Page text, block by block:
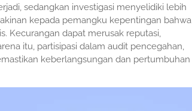
sedangkan investigasi menyelidiki lebih
kepada pemangku kepentingan bahwa
Kecurangan dapat merusak reputasi,
itu, partisipasi dalam audit pencegahan,
keberlangsungan dan pertumbuhan